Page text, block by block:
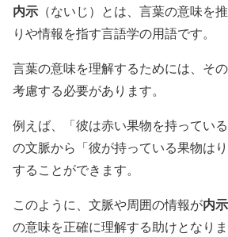
内示 （ないじ）とは、言葉の意味を
りや情報を指す言語学の用語です。
言葉の意味を理解するためには、そ
考慮する必要があります。
例えば、「彼は赤い果物を持ってい
の文脈から「彼が持っている果物は
することができます。
このように、文脈や周囲の情報が内示
の意味を正確に理解する助けとなりま